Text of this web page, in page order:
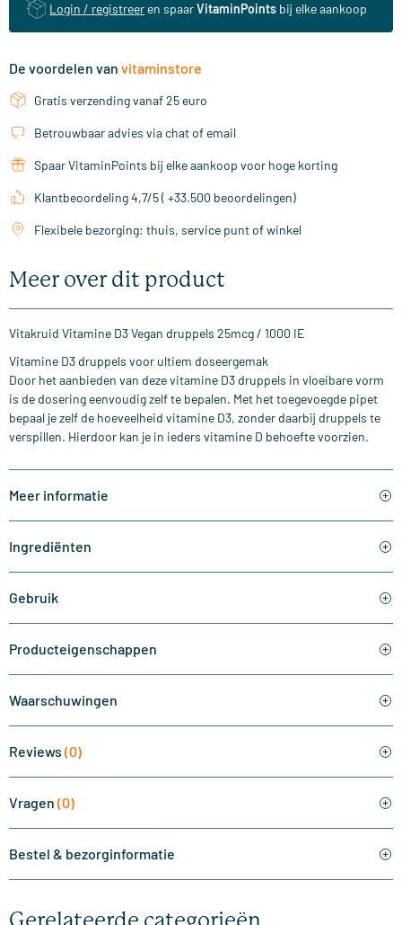
Login / registreer en spaarVitaminPoints bij elke aankoop
De voordelen van vitaminstore
Gratis verzending vanaf 25 euro
Betrouwbaar advies via chat of email
Spaar VitaminPoints bij elke aankoop voor hoge korting
Klantbeoordeling 4,7/5 ( +33.500 beoordelingen)
Flexibele bezorging: thuis, service punt of winkel
Meer over dit product
Vitakruid Vitamine D3 Vegan druppels 25mcg / 1000 IE
Vitamine D3 druppels voor ultiem doseergemak
Door het aanbieden van deze vitamine D3 druppels in vloeibare vorm
is de dosering eenvoudig zelf te bepalen. Met het toegevoegde pipet
bepaal je zelf de hoeveelheid vitamine D3, zonder daarbij druppels te
verspillen. Hierdoor kan je in ieders vitamine D behoefte voorzien.
Meer informatie
Ingrediënten
Gebruik
Producteigenschappen
Waarschuwingen
Reviews (0)
Vragen (0)
Bestel & bezorginformatie